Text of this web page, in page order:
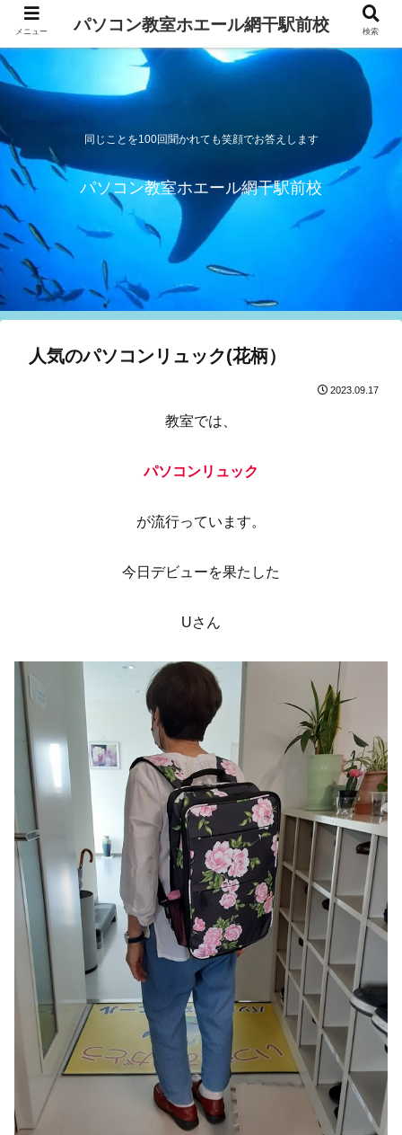
同じことを100回聞かれても笑顔でお答えします
パソコン教室ホエール網干駅前校
人気のパソコンリュック(花柄）
2023.09.17
教室では、
パソコンリュック
が流行っています。
今日デビューを果たした
Uさん
メニュー パソコン教室ホエール網干駅前校 検索